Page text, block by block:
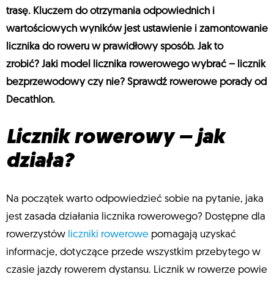
trasę. Kluczem do otrzymania odpowiednich i
wartościowych wyników jest ustawienie i zamontowanie
licznika do roweru w prawidłowy sposób. Jak to
zrobić? Jaki model licznika rowerowego wybrać – licznik
bezprzewodowy czy nie? Sprawdź rowerowe porady od
Decathlon.
Licznik rowerowy – jak
działa?
Na początek warto odpowiedzieć sobie na pytanie, jaka
jest zasada działania licznika rowerowego? Dostępne dla
rowerzystów liczniki rowerowe pomagają uzyskać
informacje, dotyczące przede wszystkim przebytego w
czasie jazdy rowerem dystansu. Licznik w rowerze powie